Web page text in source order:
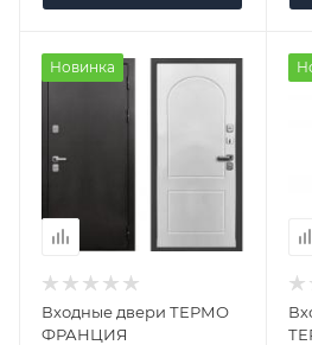
Новинка
Входные двери ТЕРМО
ФРАНЦИЯ